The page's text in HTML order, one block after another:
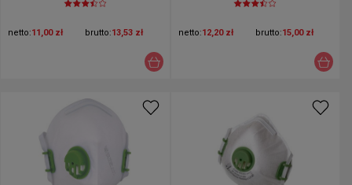
netto:11,00 zł brutto:13,53 zł netto:12,20 zł brutto:15,00 zł